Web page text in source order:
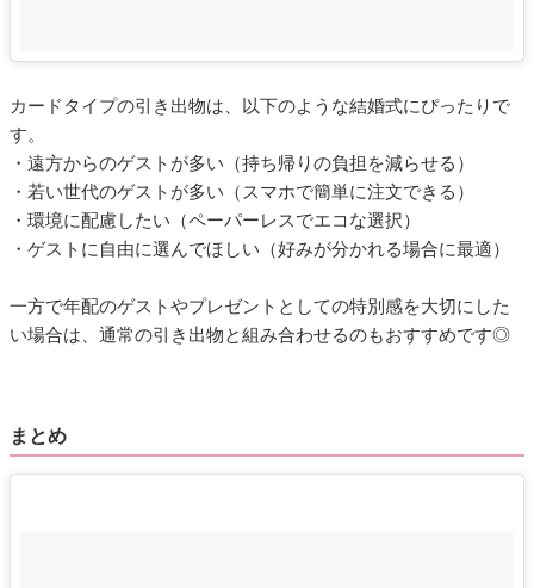
カードタイプの引き出物は、以下のような結婚式にぴったりで
す。
・遠方からのゲストが多い（持ち帰りの負担を減らせる）
・若い世代のゲストが多い（スマホで簡単に注文できる）
・環境に配慮したい（ペーパーレスでエコな選択）
・ゲストに自由に選んでほしい（好みが分かれる場合に最適）
一方で年配のゲストやプレゼントとしての特別感を大切にした
い場合は、通常の引き出物と組み合わせるのもおすすめです◎
まとめ